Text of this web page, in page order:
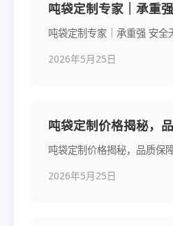
吨袋定制专家｜承重
吨袋定制专家｜承重强 安全
2026年5月25日
吨袋定制价格揭秘，
吨袋定制价格揭秘，品质保
2026年5月25日